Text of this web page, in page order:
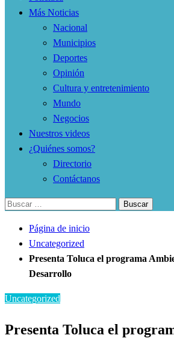
Más Noticias
Nacional
Municipios
Deportes
Opinión
Cultura y entretenimiento
Mundo
Negocios
Nuestros videos
¿Quiénes somos?
Directorio
Contáctanos
Buscar:
Página de inicio
Uncategorized
Presenta Toluca el programa
Desarrollo
Uncategorized
Presenta Toluca el